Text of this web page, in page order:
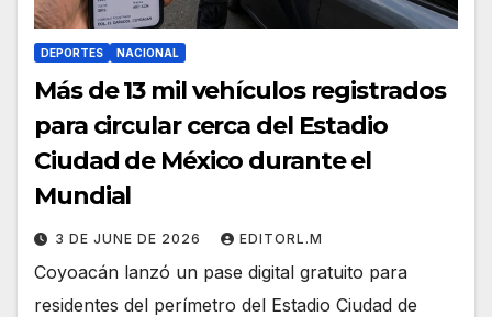
DEPORTES NACIONAL
Más de 13 mil vehículos registrados
para circular cerca del Estadio
Ciudad de México durante el
Mundial
3 DE JUNE DE 2026 EDITORL.M
Coyoacán lanzó un pase digital gratuito para
residentes del perímetro del Estadio Ciudad de